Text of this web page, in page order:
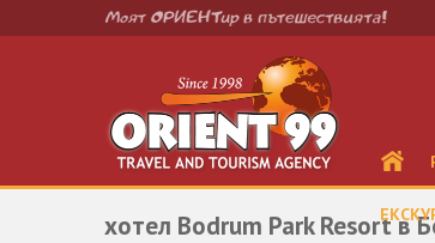
хотел Bodrum Park Resort в